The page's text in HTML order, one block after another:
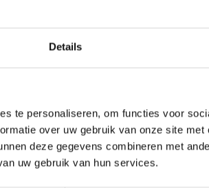
Details
te personaliseren, om functies voor
over uw gebruik van onze site
deze gegevens combineren met
uw gebruik van hun services.